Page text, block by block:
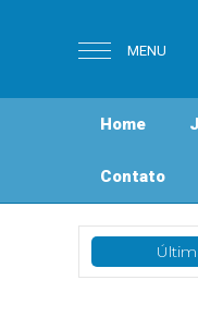
MENU
Home
Contato